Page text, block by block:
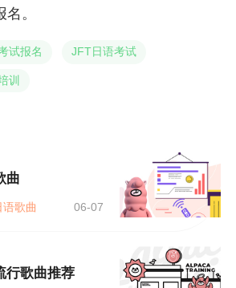
。
试报名 JFT日语考试
训
曲
语歌曲 06-07
行歌曲推荐